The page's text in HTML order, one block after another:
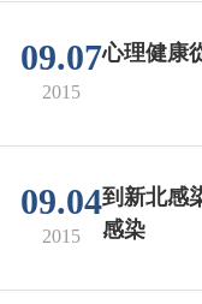
09.07
2015
心理健康
09.04
2015
到新北感
感染